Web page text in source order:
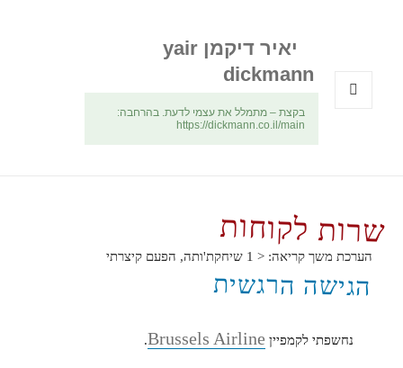
יאיר דיקמן yair
dickmann
בקצת – מתמלל את עצמי לדעת. בהרחבה:
https://dickmann.co.il/main
שרות לקוחות
הערכת משך קריאה: < 1 שיחקת'ותה, הפעם קיצרתי
הגישה הרגשית
נחשפתי לקמפיין Brussels Airline
.